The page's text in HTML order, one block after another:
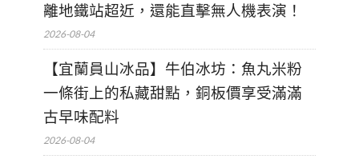
離地鐵站超近，還能直擊無人機表演！
2026-08-04
【宜蘭員山冰品】牛伯冰坊：魚丸米粉
一條街上的私藏甜點，銅板價享受滿滿
古早味配料
2026-08-04